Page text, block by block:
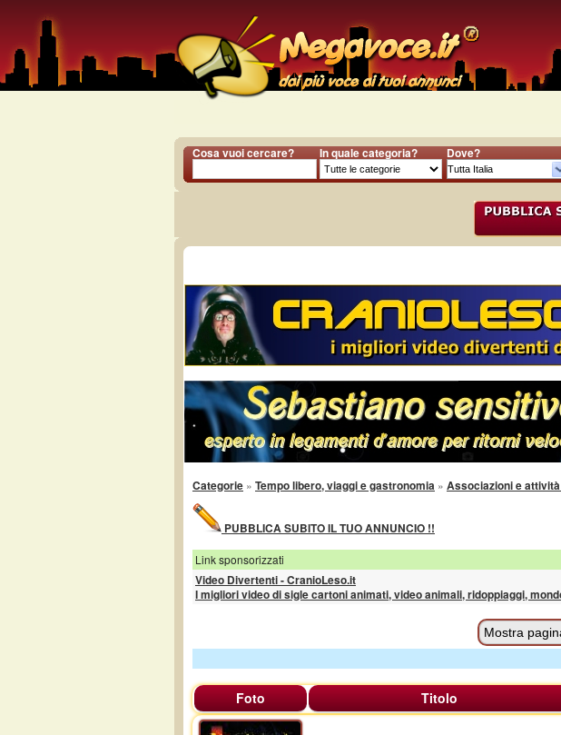
Cosa vuoi cercare? In quale categoria? Dove?
Categorie » Tempo libero, viaggi e gastronomia » Associazioni e
PUBBLICA SUBITO IL TUO ANNUNCIO !!
Link sponsorizzati
Video Divertenti - CranioLeso.it
I migliori video di sigle cartoni animati, video animali, ridoppiaggi,
Mostra
Foto Titolo